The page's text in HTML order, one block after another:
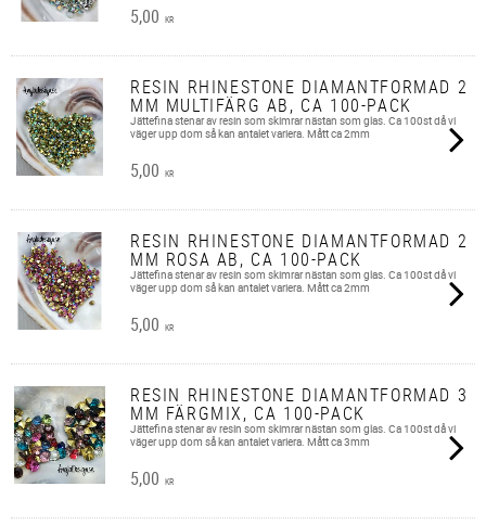
5,00 KR
RESIN RHINESTONE DIAMANTFORMAD 2
MM MULTIFÄRG AB, CA 100-PACK
Jättefina stenar av resin som skimrar nästan som glas. Ca 100st då vi
väger upp dom så kan antalet variera. Mått ca 2mm
5,00 KR
RESIN RHINESTONE DIAMANTFORMAD 2
MM ROSA AB, CA 100-PACK
Jättefina stenar av resin som skimrar nästan som glas. Ca 100st då vi
väger upp dom så kan antalet variera. Mått ca 2mm
5,00 KR
RESIN RHINESTONE DIAMANTFORMAD 3
MM FÄRGMIX, CA 100-PACK
Jättefina stenar av resin som skimrar nästan som glas. Ca 100st då vi
väger upp dom så kan antalet variera. Mått ca 3mm
5,00 KR